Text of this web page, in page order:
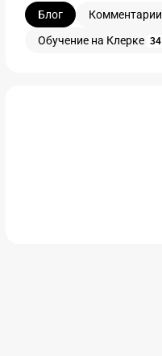
Блог Комментарии
Обучение на Клерке 34